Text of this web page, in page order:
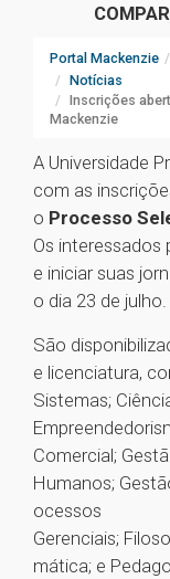
Portal Mackenzie
Notícias
Inscrições
Mackenzie
A Universidade
com as
o Processo
Os interessados
e iniciar suas
o dia 23 de julho.
São
e licenciatura,
Sistemas;
Comercial;
Humanos;
ocessos
Gerenciais;
mática; e